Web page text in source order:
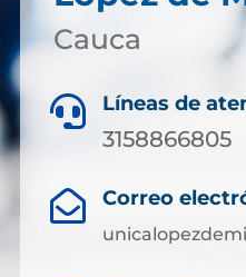
Cauca
 Líneas de
3158866805
 Correo